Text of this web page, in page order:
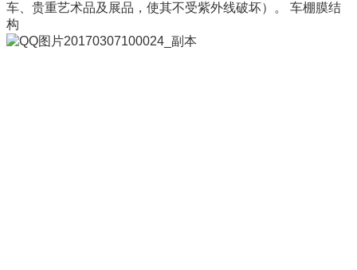
车、贵重艺术品及展品，使其不受紫外线破坏）。 车棚膜结
构